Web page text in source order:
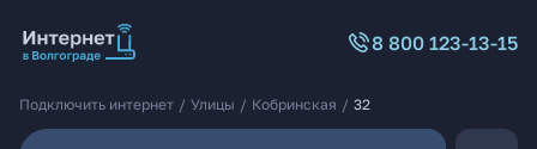
8 800 123-13-15
Подключить интернет / Улицы / Кобринская / 32